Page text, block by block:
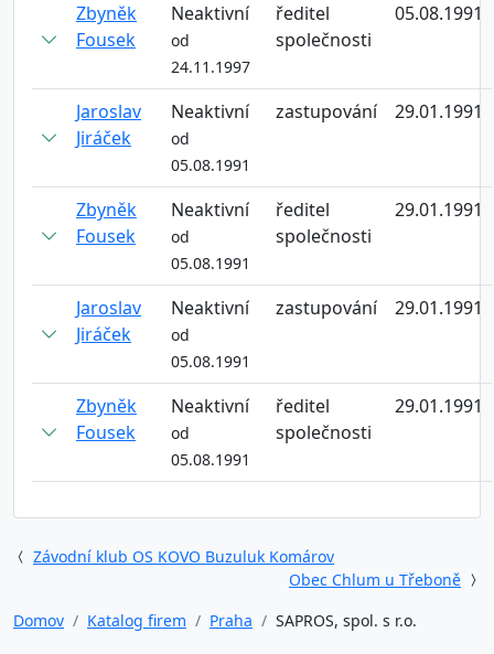
Zbyněk
Fousek
Neaktivní
od
24.11.1997
ředitel
společnosti
05.08.1991
Jaroslav
Jiráček
Neaktivní
od
05.08.1991
zastupování 29.01.1991
Zbyněk
Fousek
Neaktivní
od
05.08.1991
ředitel
společnosti
29.01.1991
Jaroslav
Jiráček
Neaktivní
od
05.08.1991
zastupování 29.01.1991
Zbyněk
Fousek
Neaktivní
od
05.08.1991
ředitel
společnosti
29.01.1991
Závodní klub OS KOVO Buzuluk Komárov
Obec Chlum u Třeboně
Domov
Katalog firem Praha SAPROS, spol. s r.o.